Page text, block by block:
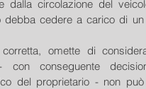
dalla circolazione del
debba cedere a carico di
corretta, omette di
con conseguente
del proprietario - non